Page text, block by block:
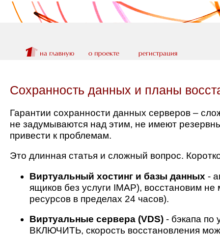
Сохранность данных и планы
Гарантии сохранности данных серверов –
не задумываются над этим, не имеют
привести к проблемам.
Это длинная статья и сложный вопрос.
Виртуальный хостинг и базы данных -
ящиков без услуги IMAP), восстановим
ресурсов в пределах 24 часов).
Виртуальные сервера (VDS) - бэкапа
ВКЛЮЧИТЬ, скорость восстановления